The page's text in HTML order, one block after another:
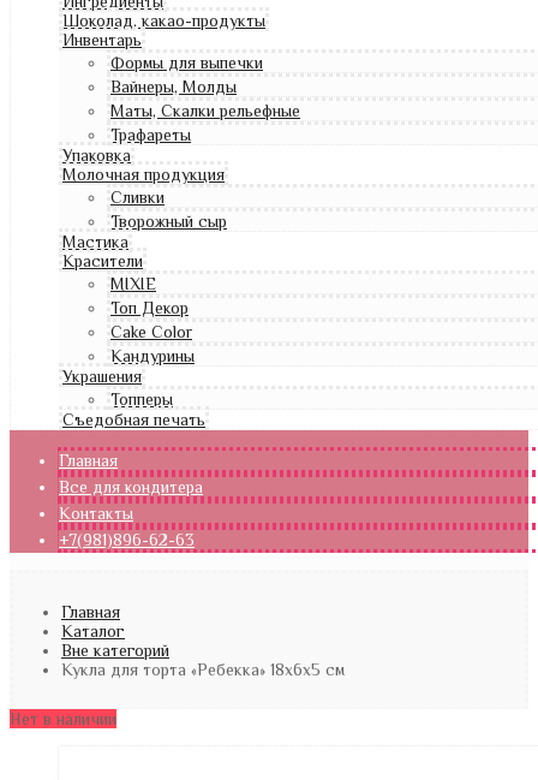
Шоколад, какао-продукты
Инвентарь
Формы для выпечки
Вайнеры, Молды
Маты, Скалки рельефные
Трафареты
Упаковка
Молочная продукция
Сливки
Творожный сыр
Мастика
Красители
MIXIE
Топ Декор
Cake Color
Кандурины
Украшения
Топперы
Съедобная печать
Главная
Все для кондитера
Контакты
+7(981)896-62-63
Главная
Каталог
Вне категорий
Кукла для торта «Ребекка» 18х6х5 см
Нет в наличии